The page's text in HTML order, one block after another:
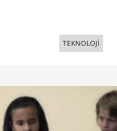
TEKNOLOJİ